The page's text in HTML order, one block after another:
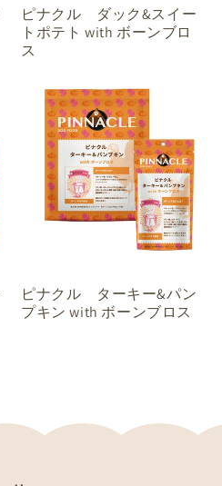
ピナクル ダック&スイー
トポテト with ボーンブロ
ス
ピナクル ターキー&パン
プキン with ボーンブロス